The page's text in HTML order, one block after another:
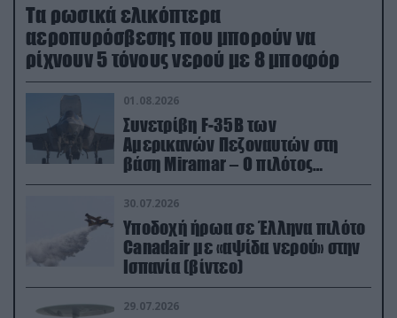
Τα ρωσικά ελικόπτερα
αεροπυρόσβεσης που μπορούν να
ρίχνουν 5 τόνους νερού με 8 μποφόρ
01.08.2026
Συνετρίβη F-35B των
Αμερικανών Πεζοναυτών στη
βάση Miramar – Ο πιλότος
εκτινάχθηκε εγκαίρως
30.07.2026
Υποδοχή ήρωα σε Έλληνα πιλότο
Canadair με «αψίδα νερού» στην
Ισπανία (βίντεο)
29.07.2026